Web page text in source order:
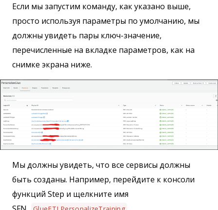
Если мы запустим команду, как указано выше,
просто используя параметры по умолчанию, мы
должны увидеть пары ключ-значение,
перечисленные на вкладке параметров, как на
снимке экрана ниже.
Мы должны увидеть, что все сервисы должны
быть созданы. Например, перейдите к консоли
функций Step и щелкните имя